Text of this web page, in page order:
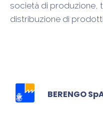
società di produzione,
distribuzione di
BERENGO